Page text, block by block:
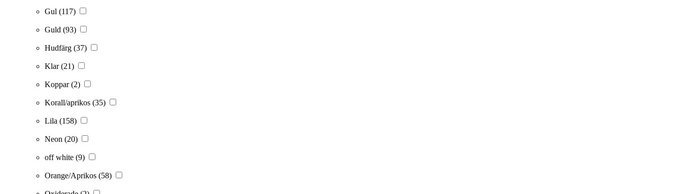
Gul (117)
Guld (93)
Hudfärg (37)
Klar(21)
Koppar(2)
Korall/aprikos (35)
Lila (158)
Neon (20)
off white (9)
Orange/Aprikos (58)